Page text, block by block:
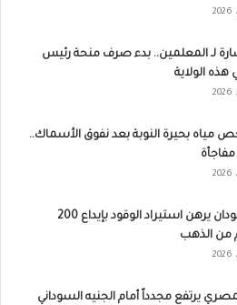
لـ المعلمين.. بدء صرف منحة رئيس
هذه الولاية
مياه بحيرة النوبة بعد نفوق الأسماك..
مفاجأة
بنك السودان يرهن استيراد الوقود بإيداع 200
من الذهب
يرتفع مجدداً أمام الجنيه السوداني